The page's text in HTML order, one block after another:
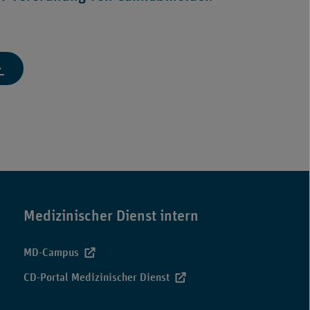
Medizinischer Dienst intern
MD-Campus
CD-Portal Medizinischer Dienst